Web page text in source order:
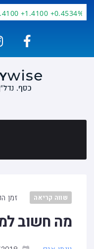
+1.4100 +0.4534%
שווה קריאה זמן
מה חשוב